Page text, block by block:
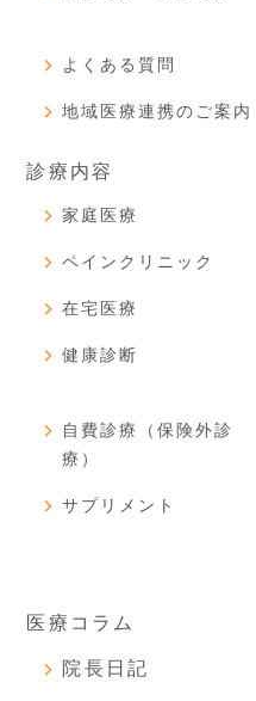
よくある質問
地域医療連携のご案内
診療内容
家庭医療
ペインクリニック
在宅医療
健康診断
自費診療（保険外診
療）
サプリメント
医療コラム
院長日記